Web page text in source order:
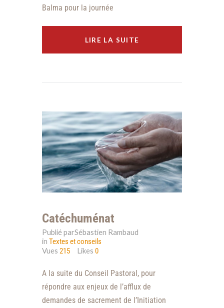
Balma pour la journée
LIRE LA SUITE
Catéchuménat
Publié parSébastien Rambaud
in Textes et conseils
Vues 215 Likes0
A la suite du Conseil Pastoral, pour
répondre aux enjeux de l’afflux de
demandes de sacrement de l’Initiation